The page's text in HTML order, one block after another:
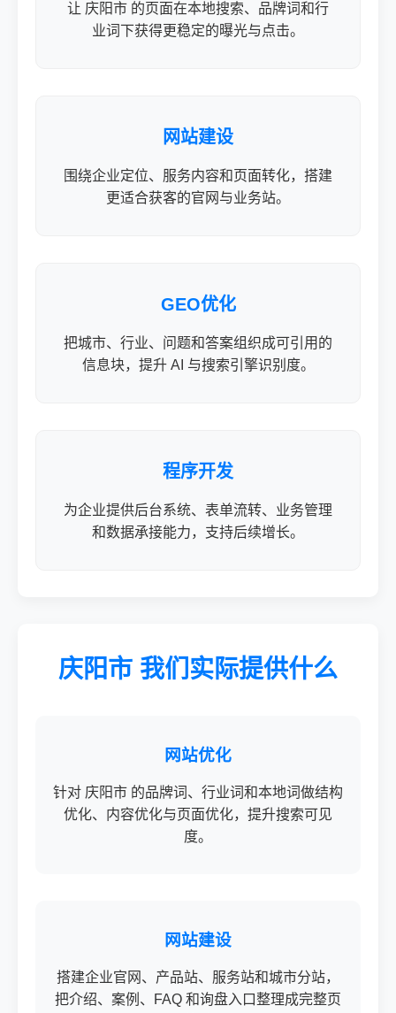
让 庆阳市 的页面在本地搜索、品牌词和行
业词下获得更稳定的曝光与点击。
网站建设
围绕企业定位、服务内容和页面转化，搭建
更适合获客的官网与业务站。
GEO优化
把城市、行业、问题和答案组织成可引用的
信息块，提升 AI 与搜索引擎识别度。
程序开发
为企业提供后台系统、表单流转、业务管理
和数据承接能力，支持后续增长。
庆阳市 我们实际提供什么
网站优化
针对 庆阳市 的品牌词、行业词和本地词做结构
优化、内容优化与页面优化，提升搜索可见
度。
网站建设
搭建企业官网、产品站、服务站和城市分站，
把介绍、案例、FAQ 和询盘入口整理成完整页